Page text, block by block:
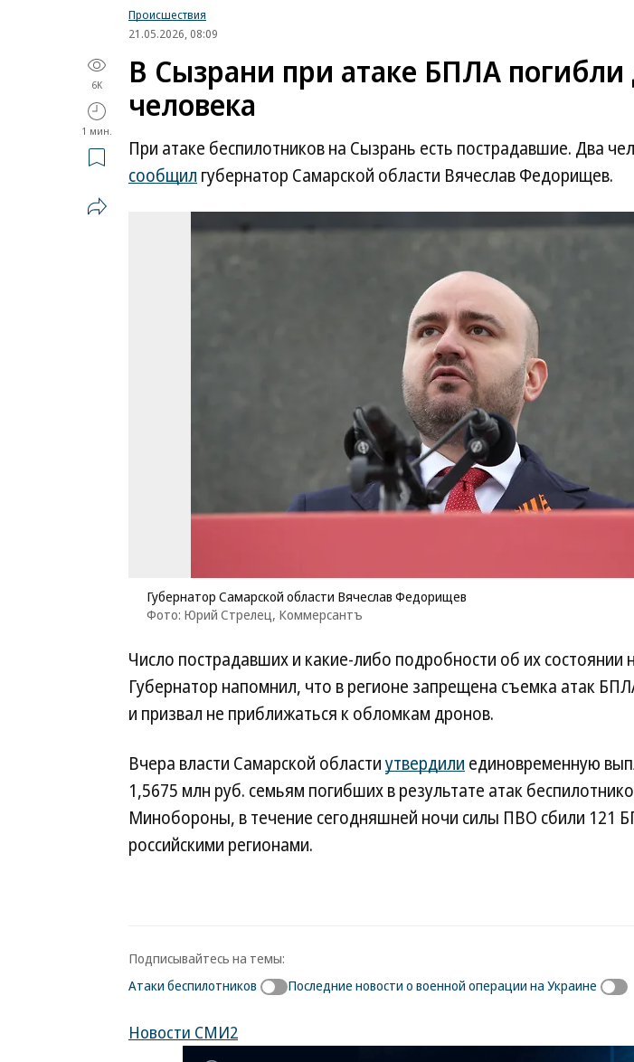
Происшествия
21.05.2026, 08:09
6K
1 мин.
В Сызрани при атаке БПЛА погибли
человека
При атаке беспилотников на Сызрань есть пострадавшие. Два
сообщил губернатор Самарской области Вячеслав Федорищев.
Губернатор Самарской области Вячеслав Федорищев
Фото: Юрий Стрелец, Коммерсантъ
Число пострадавших и какие-либо подробности об их состоянии
Губернатор напомнил, что в регионе запрещена съемка атак
и призвал не приближаться к обломкам дронов.
Вчера власти Самарской областиутвердили единовременную
1,5675 млн руб. семьям погибших в результате атак
Минобороны, в течение сегодняшней ночи силы ПВО сбили 121
российскими регионами.
Подписывайтесь на темы:
Атаки беспилотников
Последние новости о военной операции на Украине
Новости СМИ2